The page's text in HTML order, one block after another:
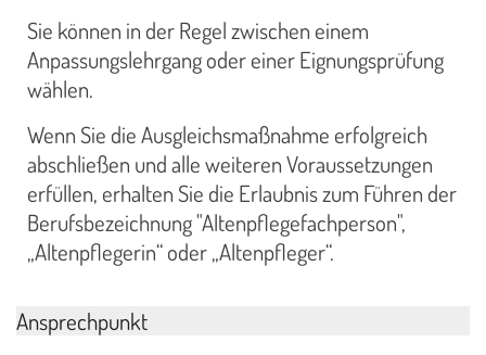
Sie können in der Regel zwischen einem
Anpassungslehrgang oder einer Eignungsprüfung
wählen.
Wenn Sie die Ausgleichsmaßnahme erfolgreich
abschließen und alle weiteren Voraussetzungen
erfüllen, erhalten Sie die Erlaubnis zum Führen der
Berufsbezeichnung "Altenpflegefachperson",
„Altenpflegerin“ oder „Altenpfleger“.
Ansprechpunkt